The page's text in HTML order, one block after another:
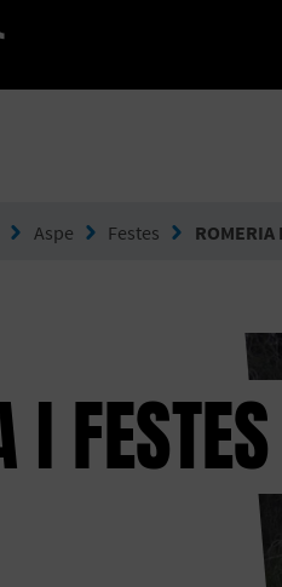
instagram
en youtube
Aspe Festes ROMERIA
I